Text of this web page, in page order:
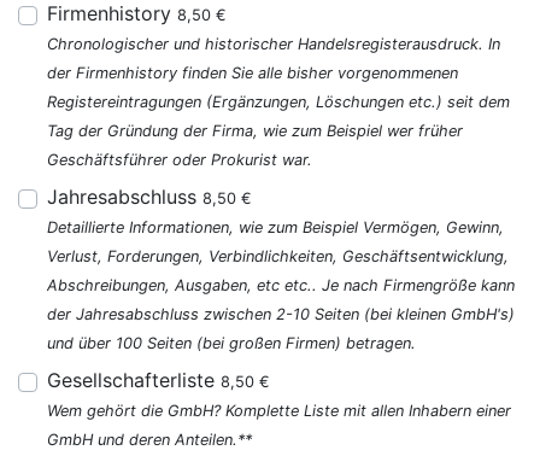
Firmenhistory 8,50 €
Chronologischer und historischer Handelsregisterausdruck. In
der Firmenhistory finden Sie alle bisher vorgenommenen
Registereintragungen (Ergänzungen, Löschungen etc.) seit dem
Tag der Gründung der Firma, wie zum Beispiel wer früher
Geschäftsführer oder Prokurist war.
Jahresabschluss 8,50 €
Detaillierte Informationen, wie zum Beispiel Vermögen, Gewinn,
Verlust, Forderungen, Verbindlichkeiten, Geschäftsentwicklung,
Abschreibungen, Ausgaben, etc etc.. Je nach Firmengröße kann
der Jahresabschluss zwischen 2-10 Seiten (bei kleinen GmbH's)
und über 100 Seiten (bei großen Firmen) betragen.
Gesellschafterliste 8,50 €
Wem gehört die GmbH? Komplette Liste mit allen Inhabern einer
GmbH und deren Anteilen.**